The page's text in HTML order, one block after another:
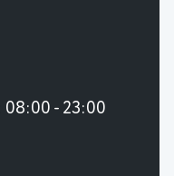
08:00 - 23:00